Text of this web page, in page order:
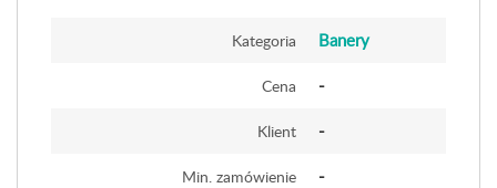
Kategoria Banery
Cena -
Klient -
Min. zamówienie -